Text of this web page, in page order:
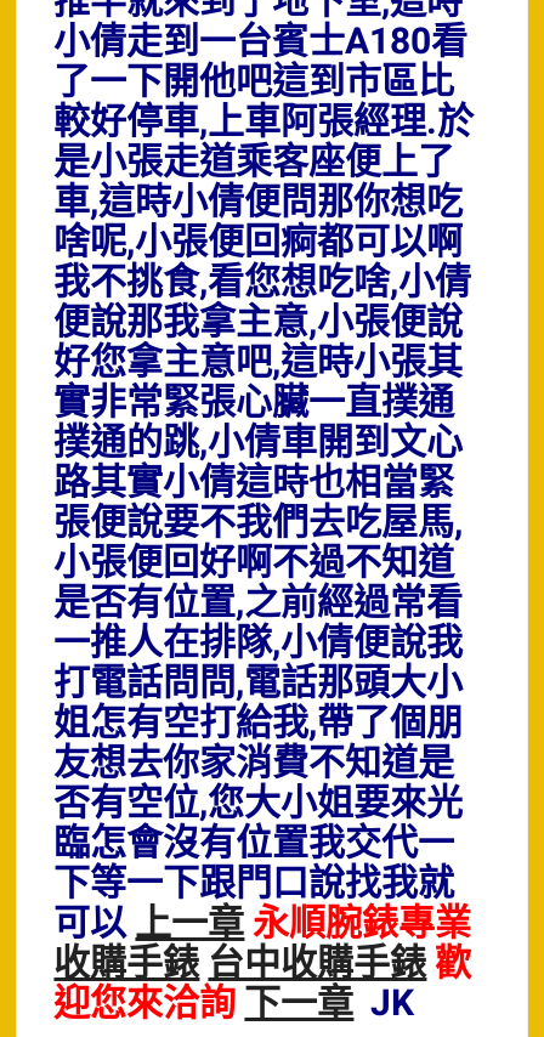
小倩走到一台賓士A180看
了一下開他吧這到市區比
較好停車,上車阿張經理.於
是小張走道乘客座便上了
車,這時小倩便問那你想吃
啥呢,小張便回痾都可以啊
我不挑食,看您想吃啥,小倩
便說那我拿主意,小張便說
好您拿主意吧,這時小張其
實非常緊張心臟一直撲通
撲通的跳,小倩車開到文心
路其實小倩這時也相當緊
張便說要不我們去吃屋馬,
小張便回好啊不過不知道
是否有位置,之前經過常看
一推人在排隊,小倩便說我
打電話問問,電話那頭大小
姐怎有空打給我,帶了個朋
友想去你家消費不知道是
否有空位,您大小姐要來光
臨怎會沒有位置我交代一
下等一下跟門口說找我就
可以上一章永順腕錶專業
收購手錶台中收購手錶歡
迎您來洽詢下一章JK